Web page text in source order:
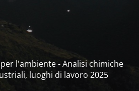
l'ambiente - Analisi chimiche
luoghi di lavoro 2025